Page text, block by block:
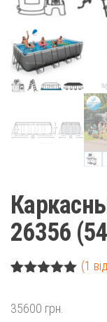
26356
основі
(1
35600 грн.